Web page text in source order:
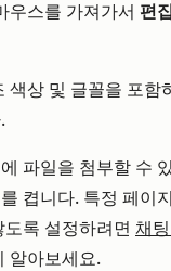
우스를 가져가서 편
색상 및 글꼴을 포함
파일을 첨부할 수
켭니다. 특정 페이
록 설정하려면 채
알아보세요.